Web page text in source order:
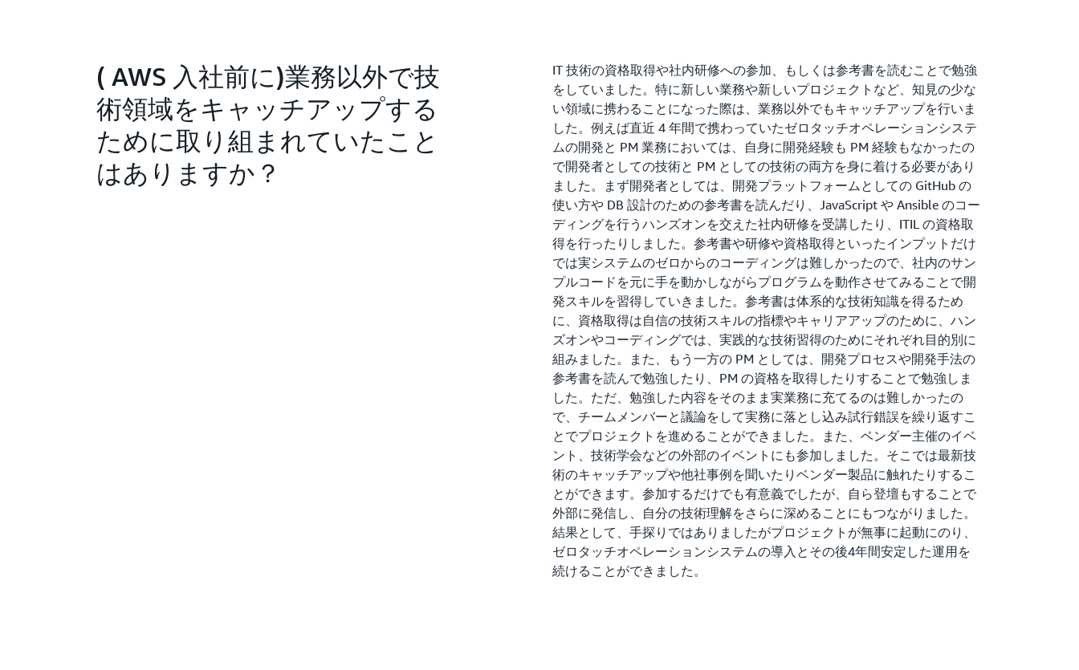
( AWS 入社前に)業務以外で技
術領域をキャッチアップする
ために取り組まれていたこと
はありますか？
IT 技術の資格取得や社内研修への参加、もしくは参考書を読むことで勉強
をしていました。特に新しい業務や新しいプロジェクトなど、知見の少な
い領域に携わることになった際は、業務以外でもキャッチアップを行いま
した。例えば直近 4 年間で携わっていたゼロタッチオペレーションシステ
ムの開発と PM 業務においては、自身に開発経験も PM 経験もなかったの
で開発者としての技術と PM としての技術の両方を身に着ける必要があり
ました。まず開発者としては、開発プラットフォームとしての GitHub の
使い方や DB 設計のための参考書を読んだり、JavaScript や Ansible のコー
ディングを行うハンズオンを交えた社内研修を受講したり、ITIL の資格取
得を行ったりしました。参考書や研修や資格取得といったインプットだけ
では実システムのゼロからのコーディングは難しかったので、社内のサン
プルコードを元に手を動かしながらプログラムを動作させてみることで開
発スキルを習得していきました。参考書は体系的な技術知識を得るため
に、資格取得は自信の技術スキルの指標やキャリアアップのために、ハン
ズオンやコーディングでは、実践的な技術習得のためにそれぞれ目的別に
組みました。また、もう一方の PM としては、開発プロセスや開発手法の
参考書を読んで勉強したり、PM の資格を取得したりすることで勉強しま
した。ただ、勉強した内容をそのまま実業務に充てるのは難しかったの
で、チームメンバーと議論をして実務に落とし込み試行錯誤を繰り返すこ
とでプロジェクトを進めることができました。また、ベンダー主催のイベ
ント、技術学会などの外部のイベントにも参加しました。そこでは最新技
術のキャッチアップや他社事例を聞いたりベンダー製品に触れたりするこ
とができます。参加するだけでも有意義でしたが、自ら登壇もすることで
外部に発信し、自分の技術理解をさらに深めることにもつながりました。
結果として、手探りではありましたがプロジェクトが無事に起動にのり、
ゼロタッチオペレーションシステムの導入とその後4年間安定した運用を
続けることができました。